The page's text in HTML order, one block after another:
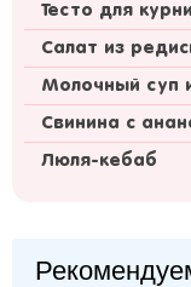
Тесто для
Салат из
Молочный суп
Свинина с
Люля-кебаб